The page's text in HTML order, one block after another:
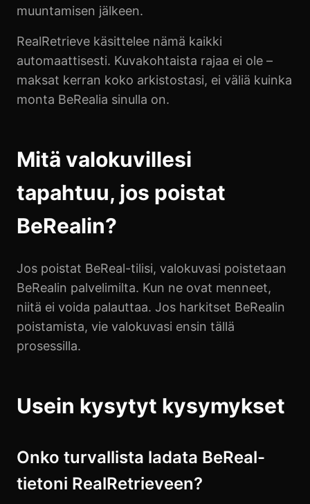
muuntamisen jälkeen.
RealRetrieve käsittelee nämä kaikki
automaattisesti. Kuvakohtaista rajaa ei ole –
maksat kerran koko arkistostasi, ei väliä kuinka
monta BeRealia sinulla on.
Mitä valokuvillesi
tapahtuu, jos poistat
BeRealin?
Jos poistat BeReal-tilisi, valokuvasi poistetaan
BeRealin palvelimilta. Kun ne ovat menneet,
niitä ei voida palauttaa. Jos harkitset BeRealin
poistamista, vie valokuvasi ensin tällä
prosessilla.
Usein kysytyt kysymykset
Onko turvallista ladata BeReal-
tietoni RealRetrieveen?